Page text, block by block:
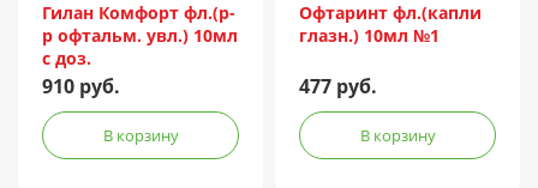
Гилан Комфорт фл.(р-
р офтальм. увл.) 10мл
с доз.
910 руб.
В корзину
Офтаринт фл.(капли
глазн.) 10мл №1
477 руб.
В корзину